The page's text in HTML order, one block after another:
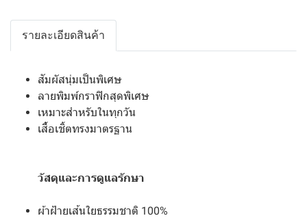
รายละเอียดสินค้า
สัมผัสนุ่มเป็นพิเศษ
ลายพิมพ์กราฟิกสุดพิเศษ
เหมาะสำหรับในทุกวัน
เสื้อเชิ้ตทรงมาตรฐาน
วัสดุและการดูแลรักษา
ผ้าฝ้ายเส้นใยธรรมชาติ 100%